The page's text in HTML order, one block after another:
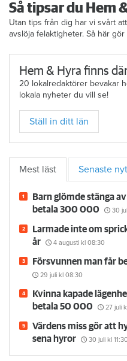
Så tipsar du Hem
Utan tips från dig har vi svårt
avslöja felaktigheter. Så här
Hem & Hyra finns
20 lokalredaktörer bevakar
lokala nyheter du vill se!
Ställ in ditt län
Mest läst Senaste
Barn glömde stänga
betala 300 000
30
Larmade inte om
år
4 augusti kl 08:30
Försvunnen man får
29 juli kl 08:30
Kvinna kapade
betala 50 000
27 juli
Värdens miss gör att
sena hyror
30 juli kl 11:30